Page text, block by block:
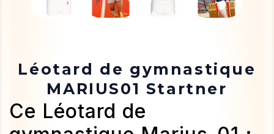
Léotard de gymnastique
MARIUS01 Startner
Ce Léotard de